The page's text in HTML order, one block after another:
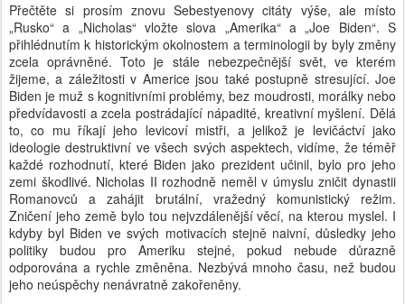
Přečtěte si prosím znovu Sebestyenovy citáty výše, ale místo
„Rusko“ a „Nicholas“ vložte slova „Amerika“ a „Joe Biden“. S
přihlédnutím k historickým okolnostem a terminologii by byly změny
zcela oprávněné. Toto je stále nebezpečnější svět, ve kterém
žijeme, a záležitosti v Americe jsou také postupně stresující. Joe
Biden je muž s kognitivními problémy, bez moudrosti, morálky nebo
předvídavosti a zcela postrádající nápadité, kreativní myšlení. Dělá
to, co mu říkají jeho levicoví mistři, a jelikož je levičáctví jako
ideologie destruktivní ve všech svých aspektech, vidíme, že téměř
každé rozhodnutí, které Biden jako prezident učinil, bylo pro jeho
zemi škodlivé. Nicholas II rozhodně neměl v úmyslu zničit dynastii
Romanovců a zahájit brutální, vražedný komunistický režim.
Zničení jeho země bylo tou nejvzdálenější věcí, na kterou myslel. I
kdyby byl Biden ve svých motivacích stejně naivní, důsledky jeho
politiky budou pro Ameriku stejné, pokud nebude důrazně
odporována a rychle změněna. Nezbývá mnoho času, než budou
jeho neúspěchy nenávratně zakořeněny.